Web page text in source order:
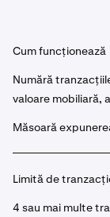
Cum funcționează
Numără
valoare mobiliară,
Măsoară
Limită de
4 sau mai multe